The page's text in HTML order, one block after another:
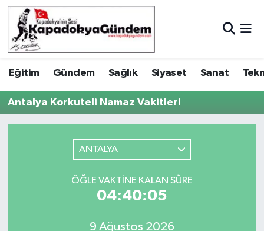
Eğitim Gündem Sağlık Siyaset Sanat
Antalya Korkuteli Namaz Vakitleri
ANTALYA
ÖĞLE VAKTINE KALAN SÜRE
04:40:05
9 Ağustos 2026
Hava Durumu
Trafik Durumu
Süper Lig Puan Durumu ve Fikstür